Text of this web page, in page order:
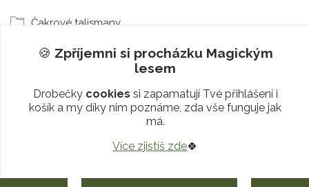
Čakrové talismany
Jeskyně Pokladů
jiskřivá Živá voda
🍪 Zpříjemni si procházku Magickým
lesem
Drobečky cookies si zapamatují Tvé přihlášení i
košík a my díky nim poznáme, zda vše funguje jak
má.
Více zjistíš zde🍀